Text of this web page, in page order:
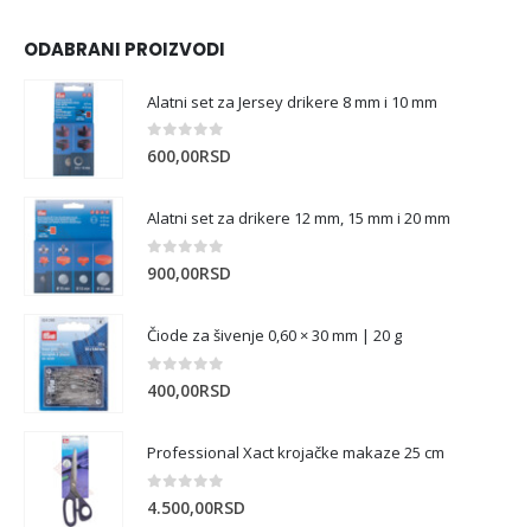
ODABRANI PROIZVODI
Alatni set za Jersey drikere 8 mm i 10 mm
0 out of 5
600,00RSD
Alatni set za drikere 12 mm, 15 mm i 20 mm
0 out of 5
900,00RSD
Čiode za šivenje 0,60 × 30 mm | 20 g
400,00RSD
Professional Xact krojačke makaze 25 cm
4.500,00RSD